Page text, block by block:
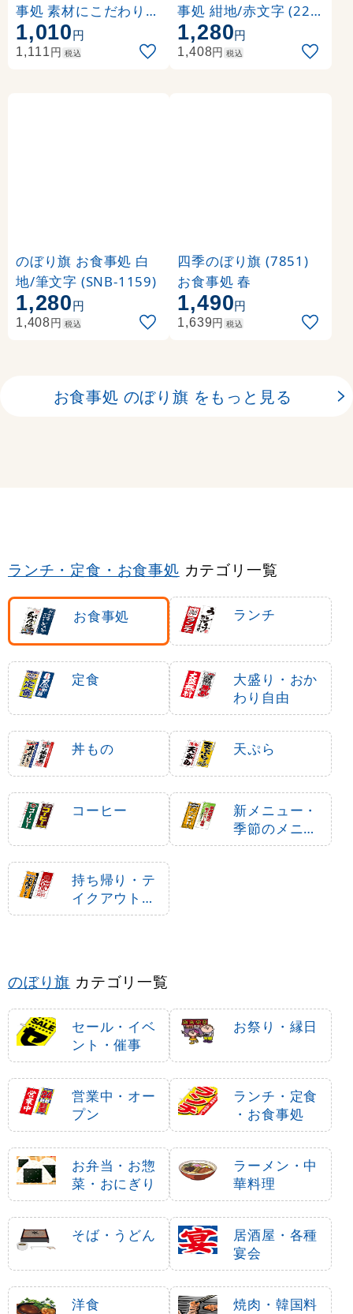
事処 素材にこだわり・
・
1,010円
1,111円 税込
事処 紺地/赤文字 (221
07)
1,280円
1,408円 税込
のぼり旗 お食事処 白
地/筆文字 (SNB-1159)
1,280円
1,408円 税込
四季のぼり旗 (7851)
お食事処 春
1,490円
1,639円 税込
お食事処 のぼり旗 をもっと見る
ランチ・定食・お食事処 カテゴリ一覧
お食事処 ランチ
定食
大盛り・おか
わり自由
丼もの 天ぷら
コーヒー
新メニュー・
季節のメニュ
ー
持ち帰り・テ
イクアウト・
宅配
のぼり旗 カテゴリ一覧
セール・イベ
ント・催事
お祭り・縁日
営業中・オー
プン
ランチ・定食
・お食事処
お弁当・お惣
菜・おにぎり
ラーメン・中
華料理
そば・うどん
居酒屋・各種
宴会
洋食
焼肉・韓国料